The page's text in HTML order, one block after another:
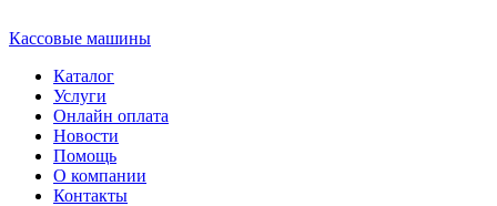
Кассовые машины
Каталог
Услуги
Онлайн оплата
Новости
Помощь
О компании
Контакты